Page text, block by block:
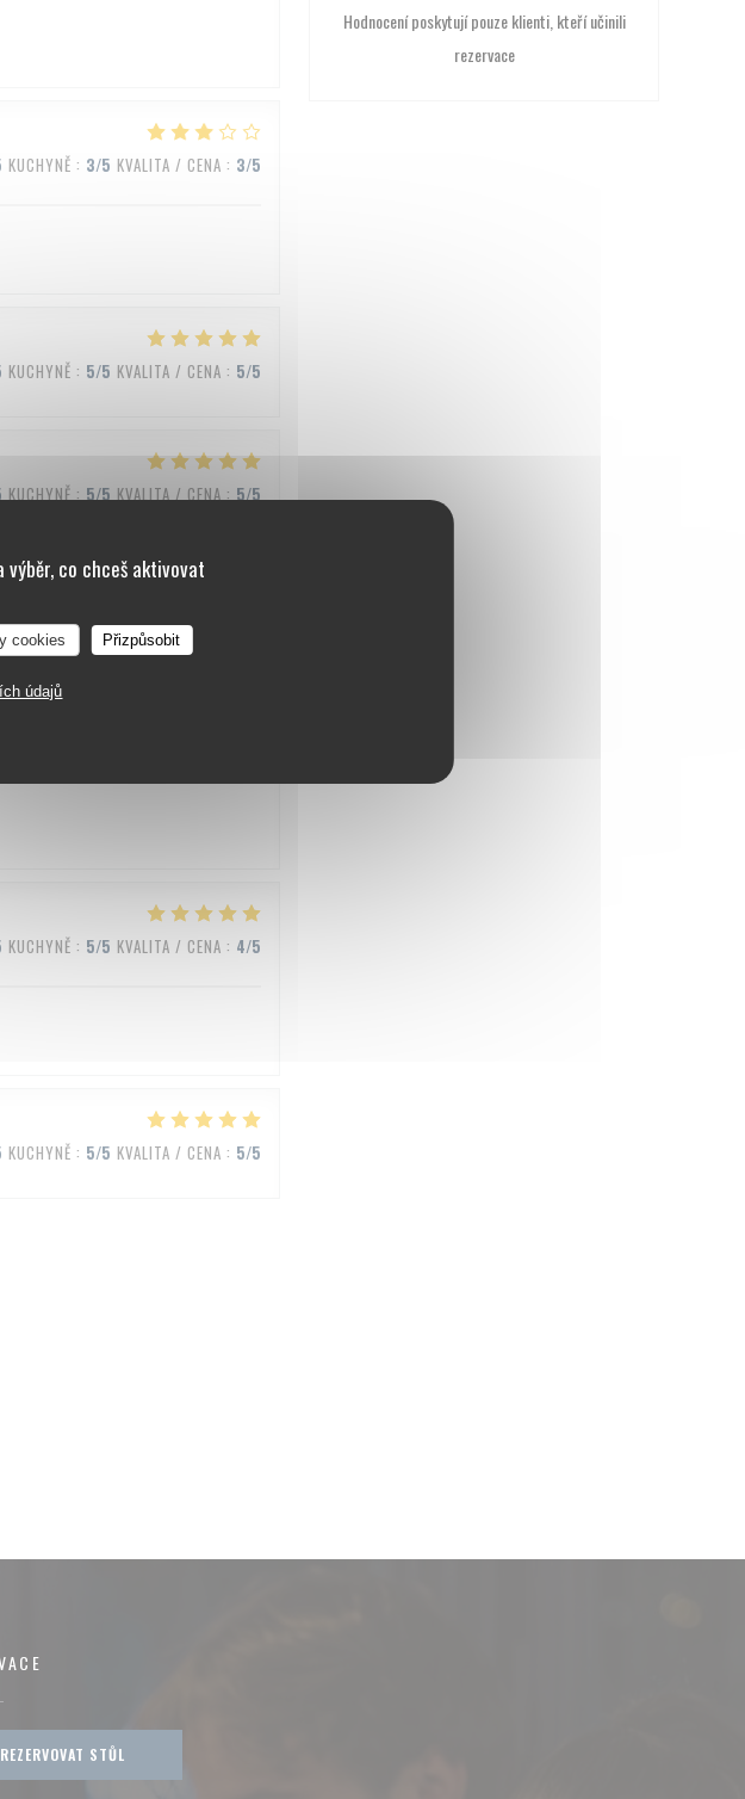
co chceš aktivovat
cookies Přizpůsobit
údajů
KUCHYNĚ : 3/5 KVALITA / CENA : 3/5
KUCHYNĚ : 5/5 KVALITA / CENA : 5/5
KUCHYNĚ: 5/5 KVALITA / CENA: 5/5
KUCHYNĚ : 5/5 KVALITA / CENA : 4/5
KUCHYNĚ : 5/5 KVALITA / CENA : 5/5
Hodnocení poskytují pouze klienti, kteří učinili
rezervace
REZERVOVAT STŮL